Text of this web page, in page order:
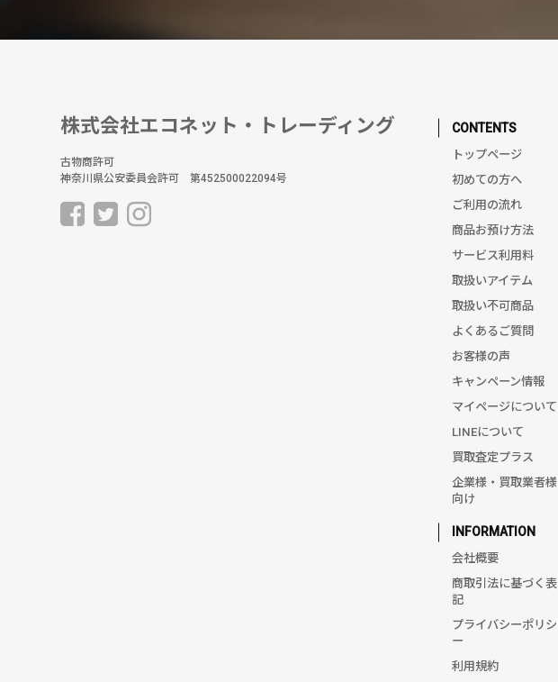
株式会社エコネット・トレーディング
古物商許可
神奈川県公安委員会許可 第452500022094号
CONTENTS
トップページ
初めての方へ
ご利用の流れ
商品お預け方法
サービス利用料
取扱いアイテム
取扱い不可商品
よくあるご質問
お客様の声
キャンペーン情報
マイページについて
LINEについて
買取査定プラス
企業様・買取業者様
向け
INFORMATION
会社概要
商取引法に基づく表
記
プライバシーポリシ
ー
利用規約